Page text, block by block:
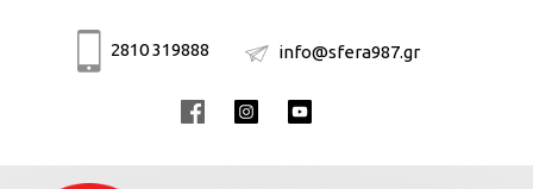
2810 319888 info@sfera987.gr